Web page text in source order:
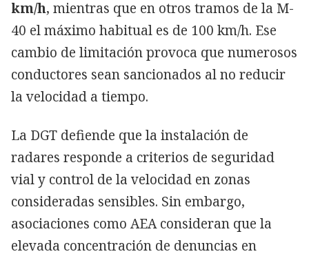
km/h, mientras que en otros tramos de la M-
40 el máximo habitual es de 100 km/h. Ese
cambio de limitación provoca que numerosos
conductores sean sancionados al no reducir
la velocidad a tiempo.
La DGT defiende que la instalación de
radares responde a criterios de seguridad
vial y control de la velocidad en zonas
consideradas sensibles. Sin embargo,
asociaciones como AEA consideran que la
elevada concentración de denuncias en